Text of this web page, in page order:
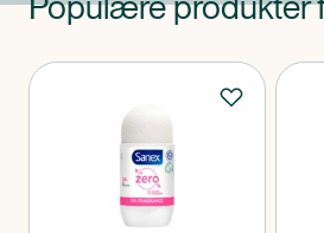
Produkter